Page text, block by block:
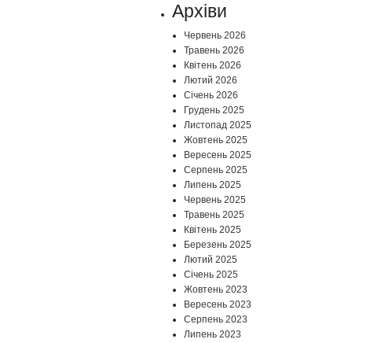
Архіви
Червень 2026
Травень 2026
Квітень 2026
Лютий 2026
Січень 2026
Грудень 2025
Листопад 2025
Жовтень 2025
Вересень 2025
Серпень 2025
Липень 2025
Червень 2025
Травень 2025
Квітень 2025
Березень 2025
Лютий 2025
Січень 2025
Жовтень 2023
Вересень 2023
Серпень 2023
Липень 2023